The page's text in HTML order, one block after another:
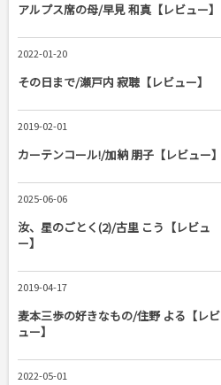
アルプス席の母/早見 和真【レビュー】
2022-01-20
その日まで/瀬戸内 寂聴【レビュー】
2019-02-01
カーテンコール!/加納 朋子【レビュー】
2025-06-06
汝、星のごとく(2)/古里 こう【レビュ
ー】
2019-04-17
麦本三歩の好きなもの/住野 よる【レビ
ュー】
2022-05-01